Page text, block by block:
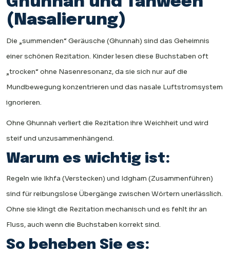
(Nasalierung)
Die „summenden“ Geräusche (Ghunnah) sind das Geheimnis
einer schönen Rezitation. Kinder lesen diese Buchstaben oft
„trocken“ ohne Nasenresonanz, da sie sich nur auf die
Mundbewegung konzentrieren und das nasale Luftstromsystem
ignorieren.
Ohne Ghunnah verliert die Rezitation ihre Weichheit und wird
steif und unzusammenhängend.
Warum es wichtig ist:
Regeln wie Ikhfa (Verstecken) und Idgham (Zusammenführen)
sind für reibungslose Übergänge zwischen Wörtern unerlässlich.
Ohne sie klingt die Rezitation mechanisch und es fehlt ihr an
Fluss, auch wenn die Buchstaben korrekt sind.
So beheben Sie es: